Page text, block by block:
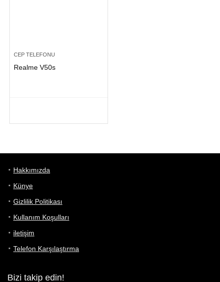
CEP TELEFONU
Realme V50s
Hakkımızda
Künye
Gizlilik Politikası
Kullanım Koşulları
iletişim
Telefon Karşılaştırma
Bizi takip edin!